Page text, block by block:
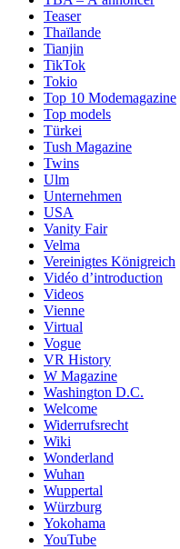
Teaser
Thaïlande
Tianjin
TikTok
Tokio
Top 10 Modemagazine
Top models
Türkei
Tush Magazine
Twins
Ulm
Unternehmen
USA
Vanity Fair
Velma
Vereinigtes Königreich
Vidéo d’introduction
Videos
Vienne
Virtual
Vogue
VR History
W Magazine
Washington D.C.
Welcome
Widerrufsrecht
Wiki
Wonderland
Wuhan
Wuppertal
Würzburg
Yokohama
YouTube